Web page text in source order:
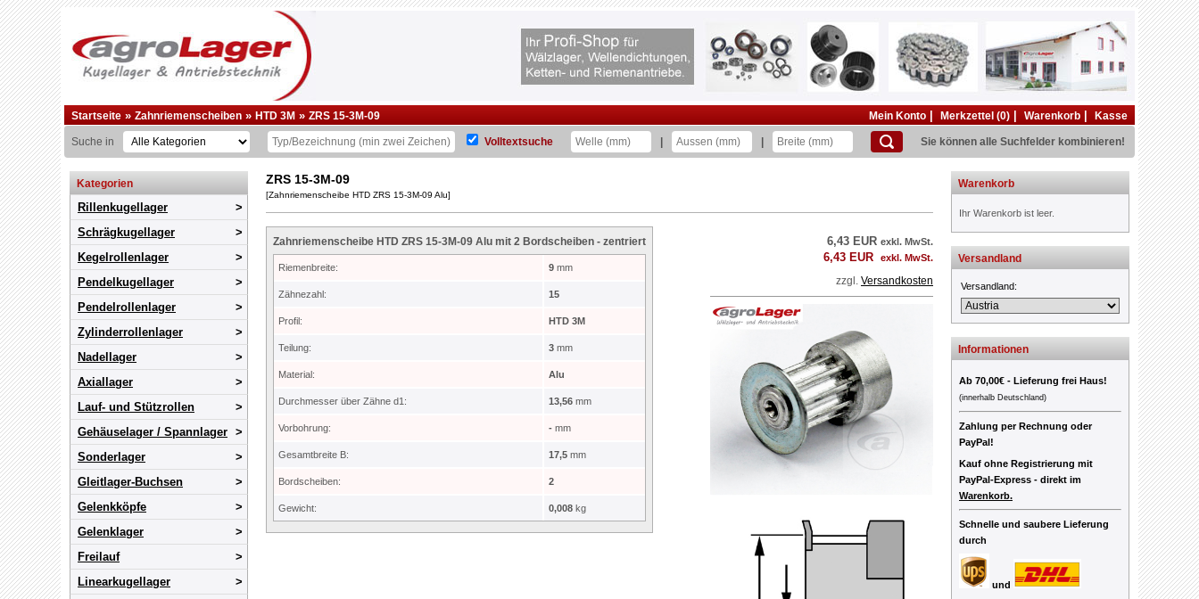
Startseite » Zahnriemenscheiben » HTD 3M » ZRS 15-3M-09 Mein Konto Merkzettel (0) Warenkorb Kasse
Suche in Volltextsuche Sie können alle Suchfelder kombinieren!
Kategorien
Rillenkugellager
Schrägkugellager
Kegelrollenlager
Pendelkugellager
Pendelrollenlager
Zylinderrollenlager
Nadellager
Axiallager
Lauf- und Stützrollen
Gehäuselager / Spannlager
Sonderlager
Gleitlager-Buchsen
Gelenkköpfe
Gelenklager
Freilauf
Linearkugellager
ZRS 15-3M-09
[Zahnriemenscheibe HTD ZRS 15-3M-09 Alu]
Zahnriemenscheibe HTD ZRS 15-3M-09 Alu mit 2 Bordscheiben - zentriert
Riemenbreite: 9 mm
Zähnezahl: 15
Profil: HTD 3M
Teilung: 3 mm
Material: Alu
Durchmesser über Zähne d1: 13,56 mm
Vorbohrung: - mm
Gesamtbreite B: 17,5 mm
Bordscheiben: 2
Gewicht: 0,008 kg
6,43 EUR exkl. MwSt.
6,43 EUR exkl. MwSt.
zzgl. Versandkosten
Warenkorb
Ihr Warenkorb ist leer.
Versandland
Versandland:
Informationen
Ab 70,00€ - Lieferung frei Haus!
(innerhalb Deutschland)
Zahlung per Rechnung oder
PayPal!
Kauf ohne Registrierung mit
PayPal-Express - direkt im
Warenkorb.
Schnelle und saubere Lieferung
durch
und